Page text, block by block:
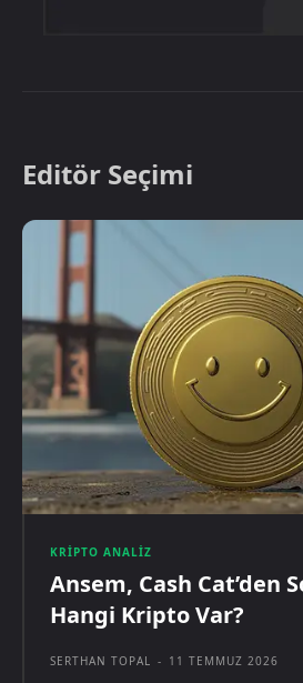
Editör Seçimi
KRIPTO ANALIZ
Ansem, Cash Cat’den
Hangi Kripto Var?
SERTHAN TOPAL - 11 TEMMUZ 2026